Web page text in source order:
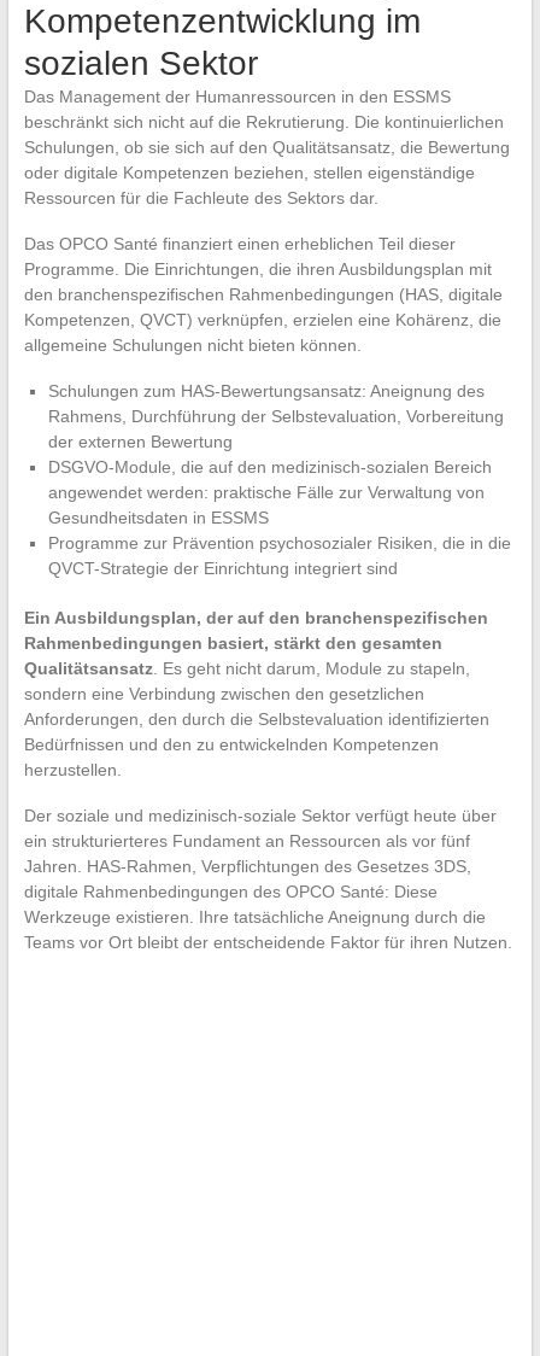
Kompetenzentwicklung im
sozialen Sektor
Das Management der Humanressourcen in den ESSMS
beschränkt sich nicht auf die Rekrutierung. Die kontinuierlichen
Schulungen, ob sie sich auf den Qualitätsansatz, die Bewertung
oder digitale Kompetenzen beziehen, stellen eigenständige
Ressourcen für die Fachleute des Sektors dar.
Das OPCO Santé finanziert einen erheblichen Teil dieser
Programme. Die Einrichtungen, die ihren Ausbildungsplan mit
den branchenspezifischen Rahmenbedingungen (HAS, digitale
Kompetenzen, QVCT) verknüpfen, erzielen eine Kohärenz, die
allgemeine Schulungen nicht bieten können.
Schulungen zum HAS-Bewertungsansatz: Aneignung des
Rahmens, Durchführung der Selbstevaluation, Vorbereitung
der externen Bewertung
DSGVO-Module, die auf den medizinisch-sozialen Bereich
angewendet werden: praktische Fälle zur Verwaltung von
Gesundheitsdaten in ESSMS
Programme zur Prävention psychosozialer Risiken, die in die
QVCT-Strategie der Einrichtung integriert sind
Ein Ausbildungsplan, der auf den branchenspezifischen
Rahmenbedingungen basiert, stärkt den gesamten
Qualitätsansatz. Es geht nicht darum, Module zu stapeln,
sondern eine Verbindung zwischen den gesetzlichen
Anforderungen, den durch die Selbstevaluation identifizierten
Bedürfnissen und den zu entwickelnden Kompetenzen
herzustellen.
Der soziale und medizinisch-soziale Sektor verfügt heute über
ein strukturierteres Fundament an Ressourcen als vor fünf
Jahren. HAS-Rahmen, Verpflichtungen des Gesetzes 3DS,
digitale Rahmenbedingungen des OPCO Santé: Diese
Werkzeuge existieren. Ihre tatsächliche Aneignung durch die
Teams vor Ort bleibt der entscheidende Faktor für ihren Nutzen.